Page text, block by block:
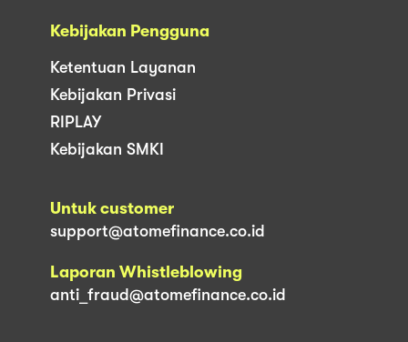
Kebijakan Pengguna
Ketentuan Layanan
Kebijakan Privasi
RIPLAY
Kebijakan SMKI
Untuk customer
support@atomefinance.co.id
Laporan Whistleblowing
anti_fraud@atomefinance.co.id